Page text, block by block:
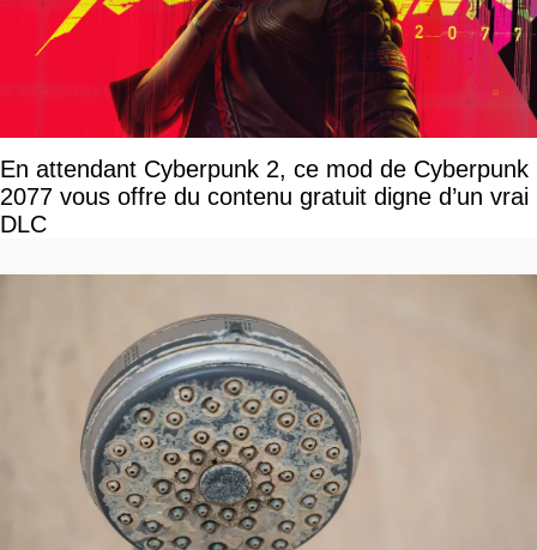
En attendant Cyberpunk 2, ce mod de Cyberpunk
2077 vous offre du contenu gratuit digne d’un vrai
DLC